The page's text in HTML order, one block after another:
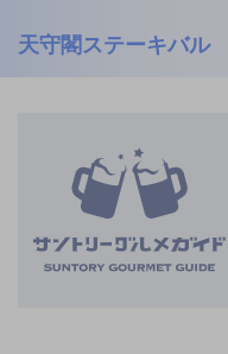
天守閣ステーキバル